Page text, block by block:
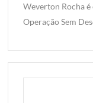
Weverton Rocha é
Operação Sem